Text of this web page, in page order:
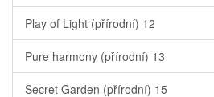
Play of Light (přírodní) 12
Pure harmony (přírodní) 13
Secret Garden (přírodní) 15